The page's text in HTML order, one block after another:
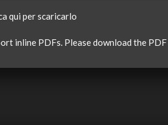
qui per scaricarlo
inline PDFs. Please download the